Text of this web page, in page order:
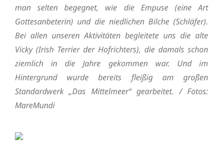
man selten begegnet, wie die Empuse (eine Art
Gottesanbeterin) und die niedlichen Bilche (Schläfer).
Bei allen unseren Aktivitäten begleitete uns die alte
Vicky (Irish Terrier der Hofrichters), die damals schon
ziemlich in die Jahre gekommen war. Und im
Hintergrund wurde bereits fleißig am großen
Standardwerk „Das Mittelmeer“ gearbeitet. / Fotos:
MareMundi